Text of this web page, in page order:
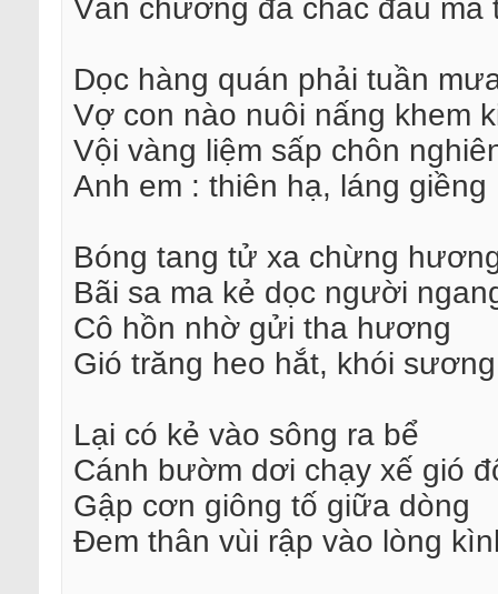
Văn chương đã chắc đâu mà
Dọc hàng quán phải tuần
Vợ con nào nuôi nấng khem
Vội vàng liệm sấp chôn
Anh em : thiên hạ, láng
Bóng tang tử xa chừng
Bãi sa ma kẻ dọc người
Cô hồn nhờ gửi tha hương
Gió trăng heo hắt, khói
Lại có kẻ vào sông ra bể
Cánh bườm dơi chạy xế gió
Gập cơn giông tố giữa dòng
Đem thân vùi rập vào lòng